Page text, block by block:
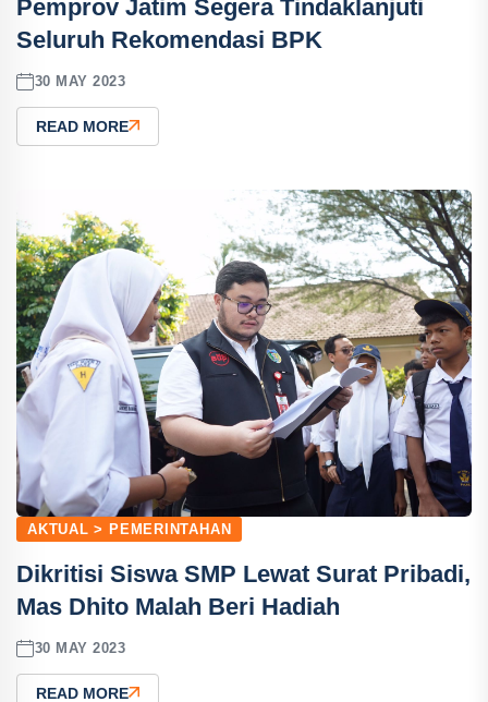
Pemprov Jatim Segera Tindaklanjuti
Seluruh Rekomendasi BPK
30 MAY 2023
READ MORE
AKTUAL > PEMERINTAHAN
Dikritisi Siswa SMP Lewat Surat Pribadi,
Mas Dhito Malah Beri Hadiah
30 MAY 2023
READ MORE